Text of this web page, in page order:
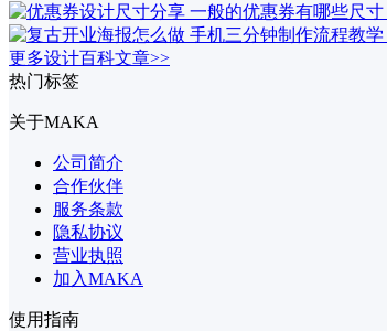
更多设计百科文章>>
热门标签
关于MAKA
公司简介
合作伙伴
服务条款
隐私协议
营业执照
加入MAKA
使用指南